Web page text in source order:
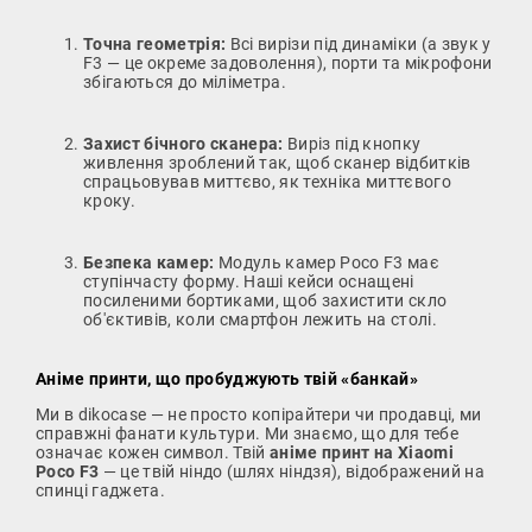
Точна геометрія: Всі вирізи під динаміки (а звук у
F3 — це окреме задоволення), порти та мікрофони
збігаються до міліметра.
Захист бічного сканера: Виріз під кнопку
живлення зроблений так, щоб сканер відбитків
спрацьовував миттєво, як техніка миттєвого
кроку.
Безпека камер: Модуль камер Poco F3 має
ступінчасту форму. Наші кейси оснащені
посиленими бортиками, щоб захистити скло
об'єктивів, коли смартфон лежить на столі.
Аніме принти, що пробуджують твій «банкай»
Ми в dikocase — не просто копірайтери чи продавці, ми
справжні фанати культури. Ми знаємо, що для тебе
означає кожен символ. Твій аніме принт на Xiaomi
Poco F3 — це твій ніндо (шлях ніндзя), відображений на
спинці гаджета.